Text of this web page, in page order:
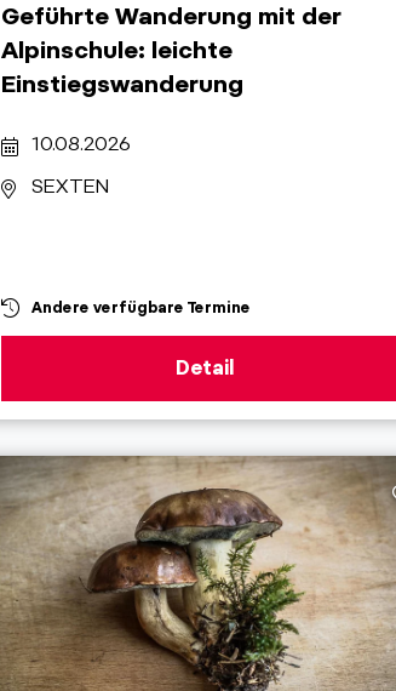
Geführte Wanderung mit der
Alpinschule: leichte
Einstiegswanderung
10.08.2026
SEXTEN
Andere verfügbare Termine
Detail